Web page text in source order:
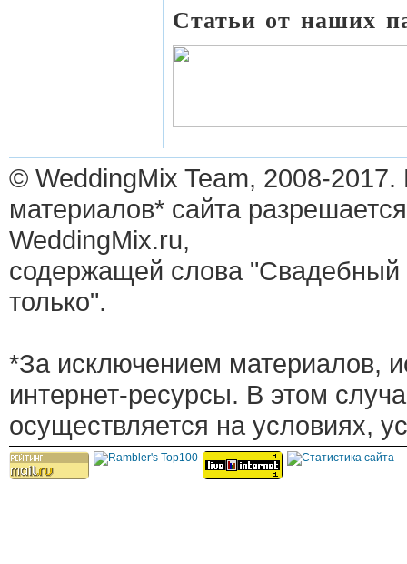
Статьи от наших
© WeddingMix Team, 2008-2017.
материалов* сайта
WeddingMix.ru,
содержащей слова
только".
*За исключением материалов,
интернет-ресурсы. В этом
осуществляется на условиях,